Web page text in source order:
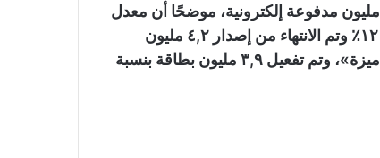
الإلكتروني» ٨,١ تريليون جنيه، لمعاملات يبلغ عددها ٦٠٧,٣ مليون مدفوعة إلكترونية، موضحًا أن معدل
نمو خدمة الدفع الإلكتروني لمستحقات العاملين بالدولة بلغ ١٢٪؜ وتم الانتهاء من إصدار ٤,٢ مليون
بطاقة لمستحقات العاملين بالدولة تحمل العلامة الوطنية «ميزة»، وتم تفعيل ٣,٩ مليون بطاقة بنسبة